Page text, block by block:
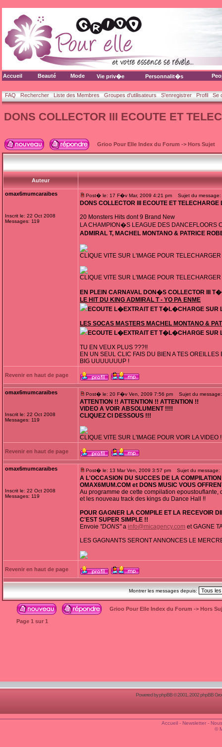
Accueil Beauté Mode Vie priv�e Personnalit�s
FAQ Rechercher Liste des Membres Groupes d'utilisateurs S'enregistrer Profil Se
DONS COLLECTOR III ECOUTE ET
Grioo Pour Elle Index du Forum -> Hors Sujet
Auteur
omax6mumcaraibes
Inscrit le: 22 Oct 2008
Messages: 119
Post� le: 17 F�v Mar, 2009 4:21 pm Sujet du message:
DONS COLLECTOR III ECOUTE ET
20 Monsters Hits dont 9 Brand New
LA CHAMPION�S LEAGUE DES DANCEFLOORS
ADMIRAL T, MACHEL MONTANO & PATRICE
CLIQUE VITE SUR L'IMAGE POUR TELECHARGER
CLIQUE VITE SUR L'IMAGE POUR TELECHARGER
EN PLEIN CARNAVAL DON�S COLLECTOR III
LE HIT DU KING ADMIRAL T - YO PA ENME
ECOUTE L�EXTRAIT ET T�L�CHARGE SUR
LES SOCAS MASTERS MACHEL MONTANO &
ECOUTE L�EXTRAIT ET T�L�CHARGE SUR
TU EN VEUX PLUS ???!!
EN UN SEUL CLIC FAIS DU BIEN A TES OREILLES
BIG UUUUUUUP !
Revenir en haut de page
omax6mumcaraibes
Inscrit le: 22 Oct 2008
Messages: 119
Post� le: 20 F�v Ven, 2009 7:56 pm Sujet du message:
ATTENTION !! ATTENTION !! ATTENTION !!
VIDEO A VOIR ABSOLUMENT !!!!
CLIQUEZ CI DESSOUS !!!
CLIQUE VITE SUR L'IMAGE POUR VOIR LA VIDEO
Revenir en haut de page
omax6mumcaraibes
Inscrit le: 22 Oct 2008
Messages: 119
Post� le: 13 Mar Ven, 2009 3:57 pm Sujet du message:
A L'OCCASION DU SUCCES DE LA
OMAX6MUM.COM et DONS MUSIC VOUS
Au programme de cette compilation
et les nouveau track des kings du Dance Hall !!
POUR GAGNER LA COMPILE ET LA RECEVOIR
C'EST SUPER SIMPLE !!
Envoie "DONS"a info@micagency.com et GAGNE
LES GAGNANTS SERONT ANNONCES LE
Revenir en haut de page
Montrer les messages depuis:
Grioo Pour Elle Index du Forum -> Hors
Page 1 sur 1
Powered byphpBB© 2001, 2002 phpBB
Accueil- Newsletter-
©